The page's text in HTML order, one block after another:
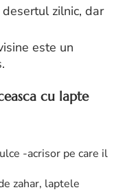
zilnic, dar
este un
cu lapte
-acrisor pe care il
zahar, laptele